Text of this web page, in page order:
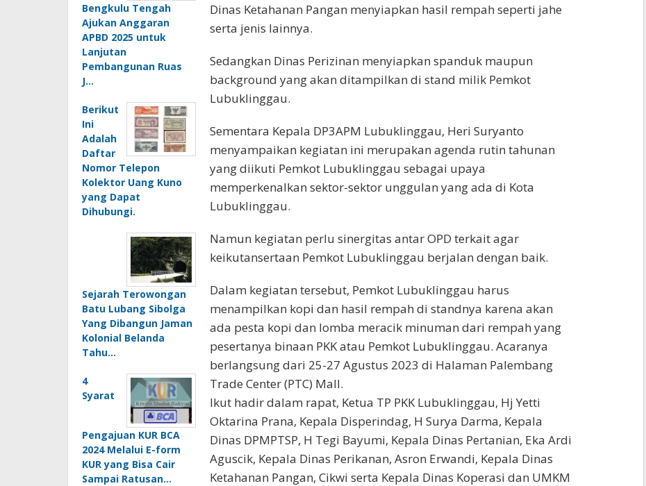
Bengkulu Tengah
Ajukan Anggaran
APBD 2025 untuk
Lanjutan
Pembangunan Ruas
J…
Berikut
Ini
Adalah
Daftar
Nomor Telepon
Kolektor Uang Kuno
yang Dapat
Dihubungi.
Sejarah Terowongan
Batu Lubang Sibolga
Yang Dibangun Jaman
Kolonial Belanda
Tahu…
4
Syarat
Pengajuan KUR BCA
2024 Melalui E-form
KUR yang Bisa Cair
Sampai Ratusan…
Dinas Ketahanan Pangan menyiapkan hasil rempah seperti jahe
serta jenis lainnya.
Sedangkan Dinas Perizinan menyiapkan spanduk maupun
background yang akan ditampilkan di stand milik Pemkot
Lubuklinggau.
Sementara Kepala DP3APM Lubuklinggau, Heri Suryanto
menyampaikan kegiatan ini merupakan agenda rutin tahunan
yang diikuti Pemkot Lubuklinggau sebagai upaya
memperkenalkan sektor-sektor unggulan yang ada di Kota
Lubuklinggau.
Namun kegiatan perlu sinergitas antar OPD terkait agar
keikutansertaan Pemkot Lubuklinggau berjalan dengan baik.
Dalam kegiatan tersebut, Pemkot Lubuklinggau harus
menampilkan kopi dan hasil rempah di standnya karena akan
ada pesta kopi dan lomba meracik minuman dari rempah yang
pesertanya binaan PKK atau Pemkot Lubuklinggau. Acaranya
berlangsung dari 25-27 Agustus 2023 di Halaman Palembang
Trade Center (PTC) Mall.
Ikut hadir dalam rapat, Ketua TP PKK Lubuklinggau, Hj Yetti
Oktarina Prana, Kepala Disperindag, H Surya Darma, Kepala
Dinas DPMPTSP, H Tegi Bayumi, Kepala Dinas Pertanian, Eka Ardi
Aguscik, Kepala Dinas Perikanan, Asron Erwandi, Kepala Dinas
Ketahanan Pangan, Cikwi serta Kepala Dinas Koperasi dan UMKM